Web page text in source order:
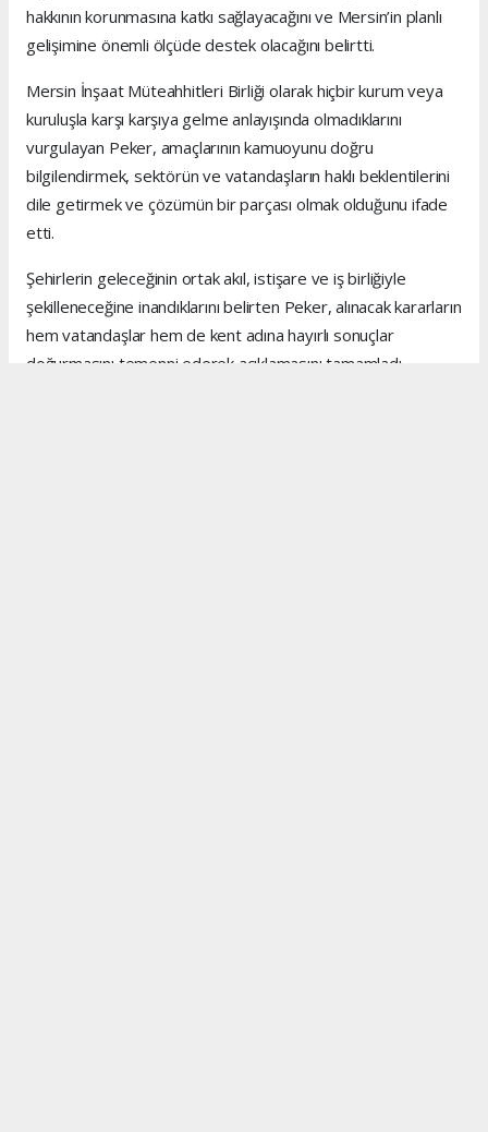
hakkının korunmasına katkı sağlayacağını ve Mersin’in planlı
gelişimine önemli ölçüde destek olacağını belirtti.
Mersin İnşaat Müteahhitleri Birliği olarak hiçbir kurum veya
kuruluşla karşı karşıya gelme anlayışında olmadıklarını
vurgulayan Peker, amaçlarının kamuoyunu doğru
bilgilendirmek, sektörün ve vatandaşların haklı beklentilerini
dile getirmek ve çözümün bir parçası olmak olduğunu ifade
etti.
Şehirlerin geleceğinin ortak akıl, istişare ve iş birliğiyle
şekilleneceğine inandıklarını belirten Peker, alınacak kararların
hem vatandaşlar hem de kent adına hayırlı sonuçlar
doğurmasını temenni ederek açıklamasını tamamladı.